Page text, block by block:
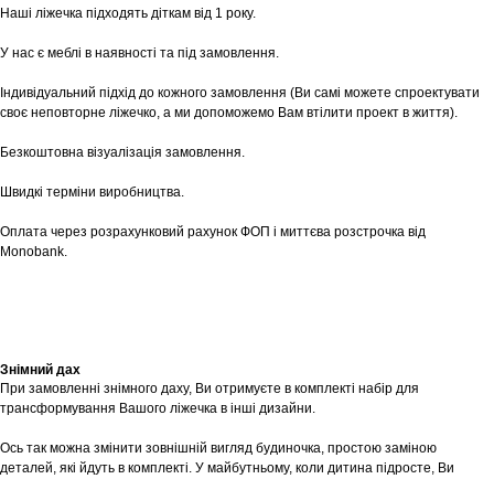
Наші ліжечка підходять діткам від 1 року.
У нас є меблі в наявності та під замовлення.
Індивідуальний підхід до кожного замовлення (Ви самі можете спроектувати
своє неповторне ліжечко, а ми допоможемо Вам втілити проект в життя).
Безкоштовна візуалізація замовлення.
Швидкі терміни виробництва.
Оплата через розрахунковий рахунок ФОП і миттєва розстрочка від
Monobank.
Знімний дах
При замовленні знімного даху, Ви отримуєте в комплекті набір для
трансформування Вашого ліжечка в інші дизайни.
Ось так можна змінити зовнішній вигляд будиночка, простою заміною
деталей, які йдуть в комплекті. У майбутньому, коли дитина підросте, Ви